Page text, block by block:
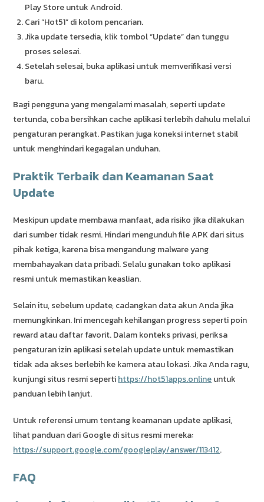
Play Store untuk Android.
Cari “Hot51” di kolom pencarian.
Jika update tersedia, klik tombol “Update” dan tunggu
proses selesai.
Setelah selesai, buka aplikasi untuk memverifikasi versi
baru.
Bagi pengguna yang mengalami masalah, seperti update
tertunda, coba bersihkan cache aplikasi terlebih dahulu melalui
pengaturan perangkat. Pastikan juga koneksi internet stabil
untuk menghindari kegagalan unduhan.
Praktik Terbaik dan Keamanan Saat
Update
Meskipun update membawa manfaat, ada risiko jika dilakukan
dari sumber tidak resmi. Hindari mengunduh file APK dari situs
pihak ketiga, karena bisa mengandung malware yang
membahayakan data pribadi. Selalu gunakan toko aplikasi
resmi untuk memastikan keaslian.
Selain itu, sebelum update, cadangkan data akun Anda jika
memungkinkan. Ini mencegah kehilangan progress seperti poin
reward atau daftar favorit. Dalam konteks privasi, periksa
pengaturan izin aplikasi setelah update untuk memastikan
tidak ada akses berlebih ke kamera atau lokasi. Jika Anda ragu,
kunjungi situs resmi sepertihttps://hot51apps.onlineuntuk
panduan lebih lanjut.
Untuk referensi umum tentang keamanan update aplikasi,
lihat panduan dari Google di situs resmi mereka:
https://support.google.com/googleplay/answer/113412.
FAQ